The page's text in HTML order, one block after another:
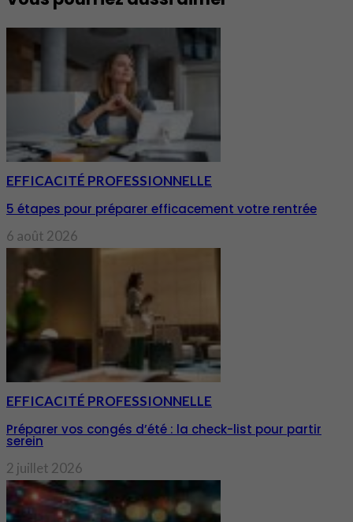
EFFICACITÉ PROFESSIONNELLE
5 étapes pour préparer efficacement votre rentrée
6 août 2026
EFFICACITÉ PROFESSIONNELLE
Préparer vos congés d’été : la check-list pour partir
serein
2 juillet 2026